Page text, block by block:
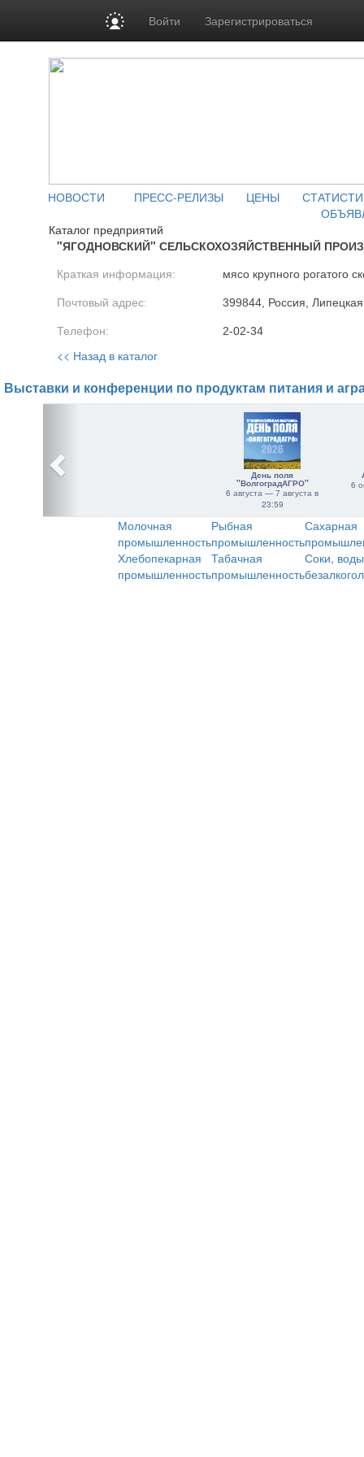
Войти Зарегистрироваться
НОВОСТИ ПРЕСС-РЕЛИЗЫ ЦЕНЫ
Каталог предприятий
"ЯГОДНОВСКИЙ" СЕЛЬСКОХОЗЯЙСТВЕННЫЙ
Краткая информация: мясо крупного рогатого
Почтовый адрес: 399844, Россия,
Телефон: 2-02-34
<< Назад в каталог
Выставки и конференции по продуктам питания и
День поля
"ВолгоградАГРО"
6 августа — 7 августа в
23:59
6
Молочная
промышленность
Рыбная
промышленность
Сахарная
Хлебопекарная
промышленность
Табачная
промышленность
Соки,